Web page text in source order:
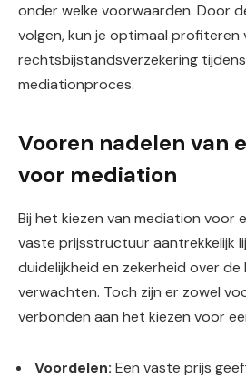
onder welke voorwaarden. Door
volgen, kun je optimaal profiteren
rechtsbijstandsverzekering
mediationproces.
Vooren nadelen van
voor mediation
Bij het kiezen van mediation voor
vaste prijsstructuur aantrekkelijk
duidelijkheid en zekerheid over
verwachten. Toch zijn er zowel
verbonden aan het kiezen voor
Voordelen: Een vaste prijs